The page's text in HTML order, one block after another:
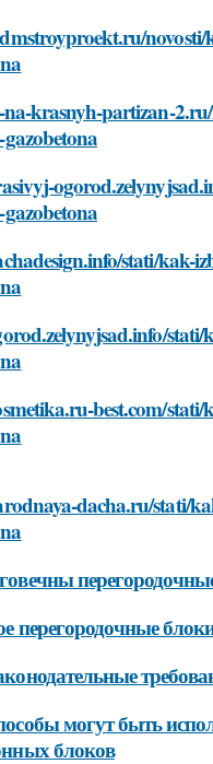
krasnyh-partizan-
stati/kak-
best.com/
dacha.ru/stati/
перегородочные
могут быть
блоков